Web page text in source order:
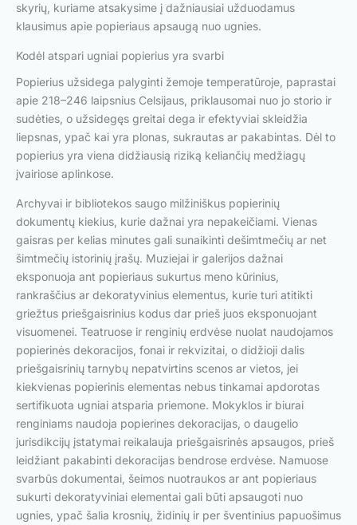
skyrių, kuriame atsakysime į dažniausiai užduodamus
klausimus apie popieriaus apsaugą nuo ugnies.
Kodėl atspari ugniai popierius yra svarbi
Popierius užsidega palyginti žemoje temperatūroje, paprastai
apie 218–246 laipsnius Celsijaus, priklausomai nuo jo storio ir
sudėties, o užsidegęs greitai dega ir efektyviai skleidžia
liepsnas, ypač kai yra plonas, sukrautas ar pakabintas. Dėl to
popierius yra viena didžiausią riziką keliančių medžiagų
įvairiose aplinkose.
Archyvai ir bibliotekos saugo milžiniškus popierinių
dokumentų kiekius, kurie dažnai yra nepakeičiami. Vienas
gaisras per kelias minutes gali sunaikinti dešimtmečių ar net
šimtmečių istorinių įrašų. Muziejai ir galerijos dažnai
eksponuoja ant popieriaus sukurtus meno kūrinius,
rankraščius ar dekoratyvinius elementus, kurie turi atitikti
griežtus priešgaisrinius kodus dar prieš juos eksponuojant
visuomenei. Teatruose ir renginių erdvėse nuolat naudojamos
popierinės dekoracijos, fonai ir rekvizitai, o didžioji dalis
priešgaisrinių tarnybų nepatvirtins scenos ar vietos, jei
kiekvienas popierinis elementas nebus tinkamai apdorotas
sertifikuota ugniai atsparia priemone. Mokyklos ir biurai
renginiams naudoja popierines dekoracijas, o daugelio
jurisdikcijų įstatymai reikalauja priešgaisrinės apsaugos, prieš
leidžiant pakabinti dekoracijas bendrose erdvėse. Namuose
svarbūs dokumentai, šeimos nuotraukos ar ant popieriaus
sukurti dekoratyviniai elementai gali būti apsaugoti nuo
ugnies, ypač šalia krosnių, židinių ir per šventinius papuošimus